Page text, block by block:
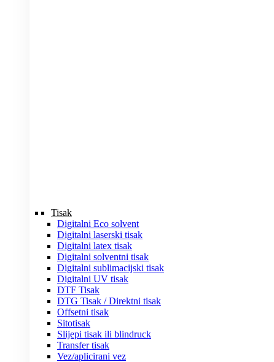
Tisak
Digitalni Eco solvent
Digitalni laserski tisak
Digitalni latex tisak
Digitalni solventni tisak
Digitalni sublimacijski tisak
Digitalni UV tisak
DTF Tisak
DTG Tisak / Direktni tisak
Offsetni tisak
Sitotisak
Slijepi tisak ili blindruck
Transfer tisak
Vez/aplicirani vez